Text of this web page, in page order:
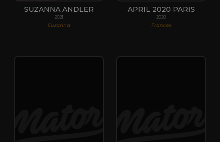
SUZANNA ANDLER
2021
Suzanna
APRIL 2020 PARIS
2020
Frances